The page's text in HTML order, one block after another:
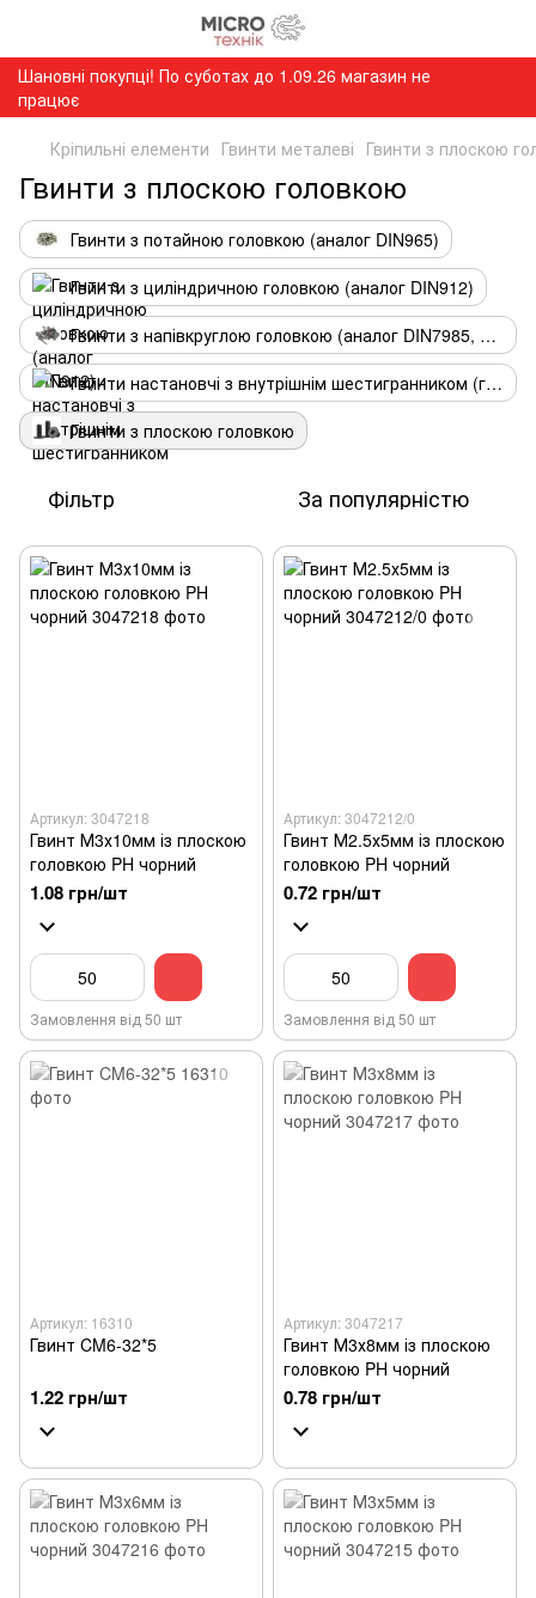
Шановні покупці! По суботах до 1.09.26 магазин не
працює
Кріпильні елементи Гвинти металеві Гвинти з плоскою
Гвинти з плоскою головкою
Гвинти з потайною головкою (аналог DIN965)
Гвинти з циліндричною головкою (аналог DIN912)
Гвинти з напівкруглою головкою (аналог DIN7985, DIN967 )
Гвинти настановчі з внутрішнім шестигранником (гужон)
Гвинти з плоскою головкою
Фільтр За популярністю
Артикул: 3047218
Гвинт М3х10мм із плоскою
головкою PH чорний
1.08 грн/шт
Замовлення від 50 шт
Артикул: 3047212/0
Гвинт М2.5х5мм із плоскою
головкою PH чорний
0.72 грн/шт
Замовлення від 50 шт
Артикул: 16310
Гвинт CM6-32*5
1.22 грн/шт
Артикул: 3047217
Гвинт М3х8мм із плоскою
головкою PH чорний
0.78 грн/шт